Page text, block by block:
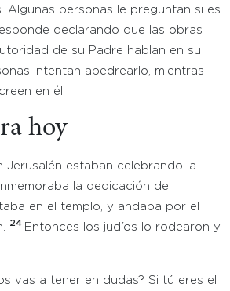
Algunas personas le preguntan si es
declarando que las obras
de su Padre hablan en su
intentan apedrearlo, mientras
en él.
hoy
Jerusalén estaban celebrando la
la dedicación del
en el templo, y andaba por el
24 Entonces los judíos lo rodearon y
vas a tener en dudas? Si tú eres el